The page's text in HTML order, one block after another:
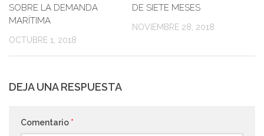
SOBRE LA DEMANDA
MARÍTIMA
OCTUBRE 1, 2018
DE SIETE MESES
NOVIEMBRE 28, 2018
DEJA UNA RESPUESTA
Comentario *